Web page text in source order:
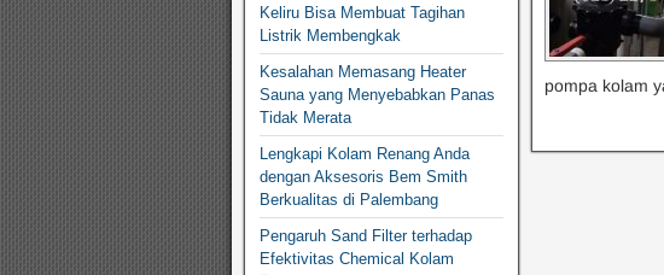
pompa kolam
Keliru Bisa Membuat Tagihan
Listrik Membengkak
Kesalahan Memasang Heater
Sauna yang Menyebabkan Panas
Tidak Merata
Lengkapi Kolam Renang Anda
dengan Aksesoris Bem Smith
Berkualitas di Palembang
Pengaruh Sand Filter terhadap
Efektivitas Chemical Kolam